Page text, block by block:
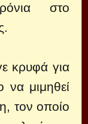
στο
κρυφά για
μιμηθεί
τον οποίο